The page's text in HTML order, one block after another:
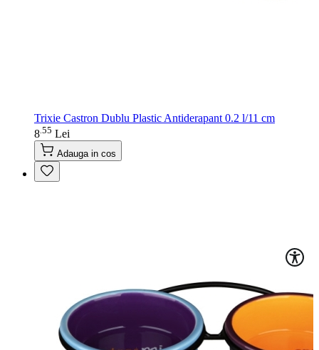
Trixie Castron Dublu Plastic Antiderapant 0.2 l/11 cm
8 55 Lei
Adauga in cos